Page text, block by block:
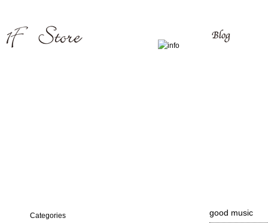
good music
Categories